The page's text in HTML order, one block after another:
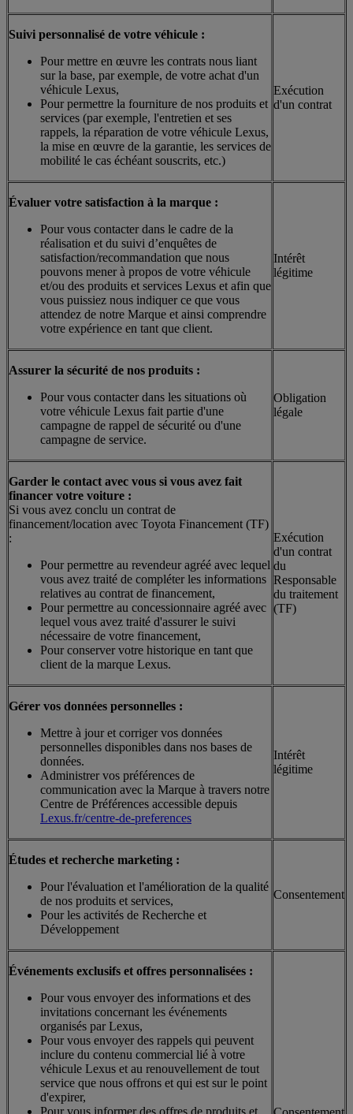
Suivi personnalisé de votre véhicule :
Pour mettre en œuvre les contrats nous liant
sur la base, par exemple, de votre achat d'un
véhicule Lexus,
Pour permettre la fourniture de nos produits et
services (par exemple, l'entretien et ses
rappels, la réparation de votre véhicule Lexus,
la mise en œuvre de la garantie, les services de
mobilité le cas échéant souscrits, etc.)
Exécution
d'un contrat
Évaluer votre satisfaction à la marque :
Pour vous contacter dans le cadre de la
réalisation et du suivi d’enquêtes de
satisfaction/recommandation que nous
pouvons mener à propos de votre véhicule
et/ou des produits et services Lexus et afin que
vous puissiez nous indiquer ce que vous
attendez de notre Marque et ainsi comprendre
votre expérience en tant que client.
Intérêt
légitime
Assurer la sécurité de nos produits :
Pour vous contacter dans les situations où
votre véhicule Lexus fait partie d'une
campagne de rappel de sécurité ou d'une
campagne de service.
Obligation
légale
Garder le contact avec vous si vous avez fait
financer votre voiture :
Si vous avez conclu un contrat de
financement/location avec Toyota Financement (TF)
:
Pour permettre au revendeur agréé avec lequel
vous avez traité de compléter les informations
relatives au contrat de financement,
Pour permettre au concessionnaire agréé avec
lequel vous avez traité d'assurer le suivi
nécessaire de votre financement,
Pour conserver votre historique en tant que
client de la marque Lexus.
Exécution
d'un contrat
du
Responsable
du traitement
(TF)
Gérer vos données personnelles :
Mettre à jour et corriger vos données
personnelles disponibles dans nos bases de
données.
Administrer vos préférences de
communication avec la Marque à travers notre
Centre de Préférences accessible depuis
Lexus.fr/centre-de-preferences
Intérêt
légitime
Études et recherche marketing :
Pour l'évaluation et l'amélioration de la qualité
de nos produits et services,
Pour les activités de Recherche et
Développement
Consentement
Événements exclusifs et offres personnalisées :
Pour vous envoyer des informations et des
invitations concernant les événements
organisés par Lexus,
Pour vous envoyer des rappels qui peuvent
inclure du contenu commercial lié à votre
véhicule Lexus et au renouvellement de tout
service que nous offrons et qui est sur le point
d'expirer,
Pour vous informer des offres de produits et